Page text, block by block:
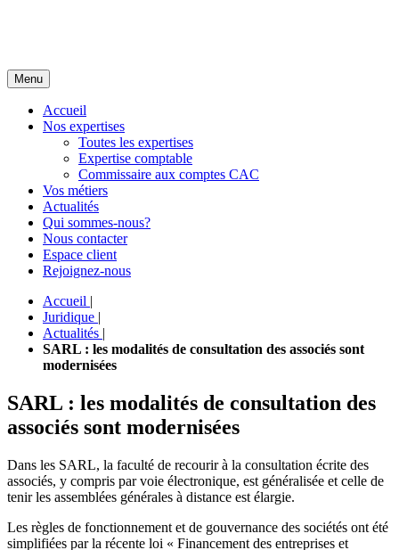
Menu
Accueil
Nos expertises
Toutes les expertises
Expertise comptable
Commissaire aux comptes CAC
Vos métiers
Actualités
Qui sommes-nous?
Nous contacter
Espace client
Rejoignez-nous
Accueil |
Juridique |
Actualités |
SARL : les modalités de consultation des associés sont
modernisées
SARL : les modalités de consultation des
associés sont modernisées
Dans les SARL, la faculté de recourir à la consultation écrite des
associés, y compris par voie électronique, est généralisée et celle de
tenir les assemblées générales à distance est élargie.
Les règles de fonctionnement et de gouvernance des sociétés ont été
simplifiées par la récente loi « Financement des entreprises et